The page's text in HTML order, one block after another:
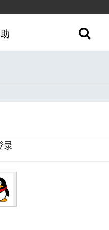
录